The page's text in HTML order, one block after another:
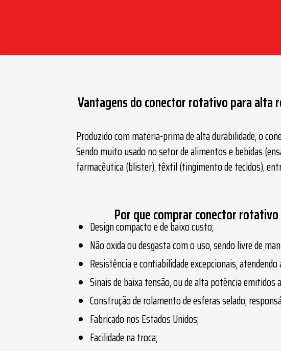
Vantagens do conector rotativo para alta
Produzido com matéria-prima de alta durabilidade, o
Sendo muito usado no setor de alimentos e bebidas
farmacêutica (blister), têxtil (tingimento de tecidos),
Por que comprar conector
Design compacto e de baixo custo;
Não oxida ou desgasta com o uso, sendo livre de
Resistência e confiabilidade excepcionais,
Sinais de baixa tensão, ou de alta potência
Construção de rolamento de esferas selado,
Fabricado nos Estados Unidos;
Facilidade na troca;